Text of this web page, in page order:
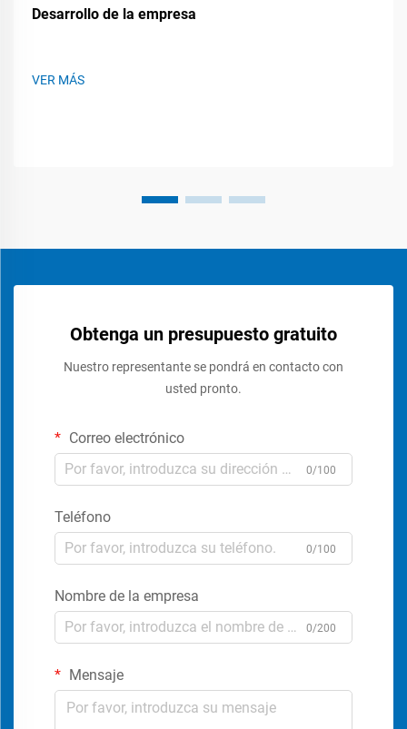
Desarrollo de la empresa
VER MÁS
Obtenga un presupuesto gratuito
Nuestro representante se pondrá en contacto con
usted pronto.
Correo electrónico
0/100
Teléfono
0/100
Nombre de la empresa
0/200
Mensaje